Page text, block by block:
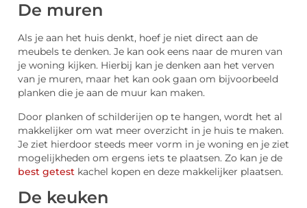
De muren
Als je aan het huis denkt, hoef je niet direct aan de
meubels te denken. Je kan ook eens naar de muren van
je woning kijken. Hierbij kan je denken aan het verven
van je muren, maar het kan ook gaan om bijvoorbeeld
planken die je aan de muur kan maken.
Door planken of schilderijen op te hangen, wordt het al
makkelijker om wat meer overzicht in je huis te maken.
Je ziet hierdoor steeds meer vorm in je woning en je ziet
mogelijkheden om ergens iets te plaatsen. Zo kan je de
best getest kachel kopen en deze makkelijker plaatsen.
De keuken